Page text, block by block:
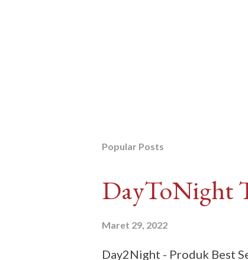
Popular Posts
DayToNight
Maret 29, 2022
Day2Night - Produk Best